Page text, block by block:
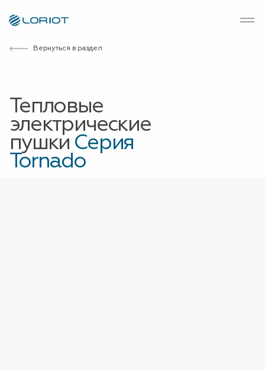
Вернуться в раздел
Тепловые
электрические
пушки Серия
Tornado